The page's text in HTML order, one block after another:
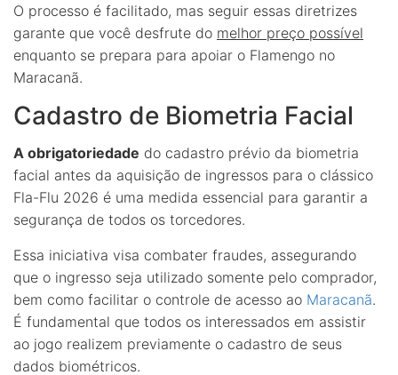
O processo é facilitado, mas seguir essas diretrizes
garante que você desfrute do melhor preço possível
enquanto se prepara para apoiar o Flamengo no
Maracanã.
Cadastro de Biometria Facial
A obrigatoriedade do cadastro prévio da biometria
facial antes da aquisição de ingressos para o clássico
Fla-Flu 2026 é uma medida essencial para garantir a
segurança de todos os torcedores.
Essa iniciativa visa combater fraudes, assegurando
que o ingresso seja utilizado somente pelo comprador,
bem como facilitar o controle de acesso ao Maracanã.
É fundamental que todos os interessados em assistir
ao jogo realizem previamente o cadastro de seus
dados biométricos.